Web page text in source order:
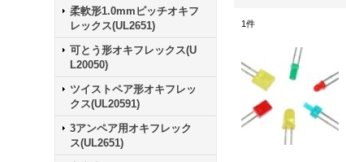
柔軟形1.0mmピッチオキフ
レックス(UL2651)
可とう形オキフレックス(U
L20050)
ツイストペア形オキフレッ
クス(UL20591)
3アンペア用オキフレック
ス(UL2651)
1件